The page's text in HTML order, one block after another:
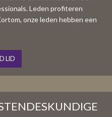
Leden profiteren
onze leden hebben een
LID